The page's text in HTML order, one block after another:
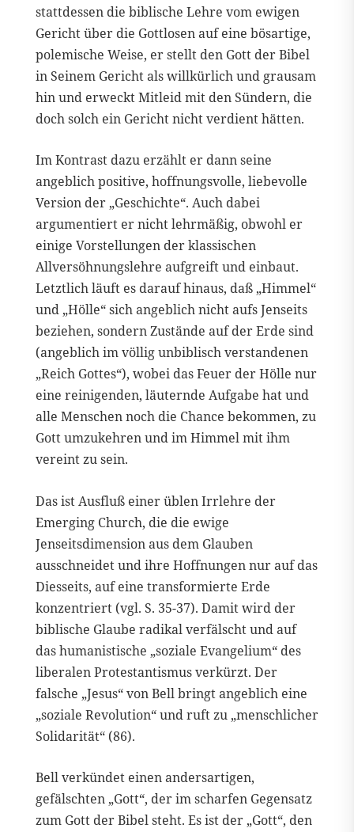
stattdessen die biblische Lehre vom ewigen
Gericht über die Gottlosen auf eine bösartige,
polemische Weise, er stellt den Gott der Bibel
in Seinem Gericht als willkürlich und grausam
hin und erweckt Mitleid mit den Sündern, die
doch solch ein Gericht nicht verdient hätten.
Im Kontrast dazu erzählt er dann seine
angeblich positive, hoffnungsvolle, liebevolle
Version der „Geschichte“. Auch dabei
argumentiert er nicht lehrmäßig, obwohl er
einige Vorstellungen der klassischen
Allversöhnungslehre aufgreift und einbaut.
Letztlich läuft es darauf hinaus, daß „Himmel“
und „Hölle“ sich angeblich nicht aufs Jenseits
beziehen, sondern Zustände auf der Erde sind
(angeblich im völlig unbiblisch verstandenen
„Reich Gottes“), wobei das Feuer der Hölle nur
eine reinigenden, läuternde Aufgabe hat und
alle Menschen noch die Chance bekommen, zu
Gott umzukehren und im Himmel mit ihm
vereint zu sein.
Das ist Ausfluß einer üblen Irrlehre der
Emerging Church, die die ewige
Jenseitsdimension aus dem Glauben
ausschneidet und ihre Hoffnungen nur auf das
Diesseits, auf eine transformierte Erde
konzentriert (vgl. S. 35-37). Damit wird der
biblische Glaube radikal verfälscht und auf
das humanistische „soziale Evangelium“ des
liberalen Protestantismus verkürzt. Der
falsche „Jesus“ von Bell bringt angeblich eine
„soziale Revolution“ und ruft zu „menschlicher
Solidarität“ (86).
Bell verkündet einen andersartigen,
gefälschten „Gott“, der im scharfen Gegensatz
zum Gott der Bibel steht. Es ist der „Gott“, den